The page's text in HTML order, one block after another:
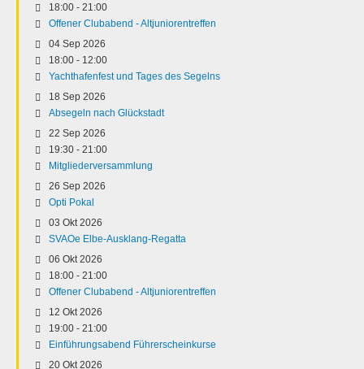
18:00 - 21:00
Offener Clubabend - Altjuniorentreffen
04 Sep 2026
18:00 - 12:00
Yachthafenfest und Tages des Segelns
18 Sep 2026
Absegeln nach Glückstadt
22 Sep 2026
19:30 - 21:00
Mitgliederversammlung
26 Sep 2026
Opti Pokal
03 Okt 2026
SVAOe Elbe-Ausklang-Regatta
06 Okt 2026
18:00 - 21:00
Offener Clubabend - Altjuniorentreffen
12 Okt 2026
19:00 - 21:00
Einführungsabend Führerscheinkurse
20 Okt 2026